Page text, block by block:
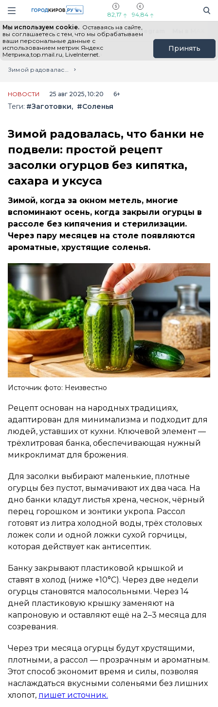
Навигация сайта
82,17 94,84
Мы используем cookie. Оставаясь на сайте,
вы соглашаетесь с тем, что мы обрабатываем
ваши персональные данные с
использованием метрик Яндекс
Метрика,top.mail.ru, LiveInternet.
Принять
Выборы - 2026 Все новости Мы в Telegram
Главная
Лента новостей
Зимой радовалась, что банки не подвели: простой рецепт засолки огурцов без кипятка, сахара и уксуса
НОВОСТИ 25 авг 2025, 10:20 6+
Теги: #Заготовки #Соленья
Зимой радовалась, что банки не
подвели: простой рецепт
засолки огурцов без кипятка,
сахара и уксуса
Зимой, когда за окном метель, многие
вспоминают осень, когда закрыли огурцы в
рассоле без кипячения и стерилизации.
Через пару месяцев на столе появляются
ароматные, хрустящие соленья.
Источник фото: Неизвестно
Рецепт основан на народных традициях,
адаптирован для минимализма и подходит для
людей, уставших от кухни. Ключевой элемент —
трёхлитровая банка, обеспечивающая нужный
микроклимат для брожения.
Для засолки выбирают маленькие, плотные
огурцы без пустот, вымачивают их два часа. На
дно банки кладут листья хрена, чеснок, чёрный
перец горошком и зонтики укропа. Рассол
готовят из литра холодной воды, трёх столовых
ложек соли и одной ложки сухой горчицы,
которая действует как антисептик.
Банку закрывают пластиковой крышкой и
ставят в холод (ниже +10°C). Через две недели
огурцы становятся малосольными. Через 14
дней пластиковую крышку заменяют на
капроновую и оставляют ещё на 2–3 месяца для
созревания.
Через три месяца огурцы будут хрустящими,
плотными, а рассол — прозрачным и ароматным.
Этот способ экономит время и силы, позволяя
наслаждаться вкусными соленьями без лишних
хлопот, пишет источник.